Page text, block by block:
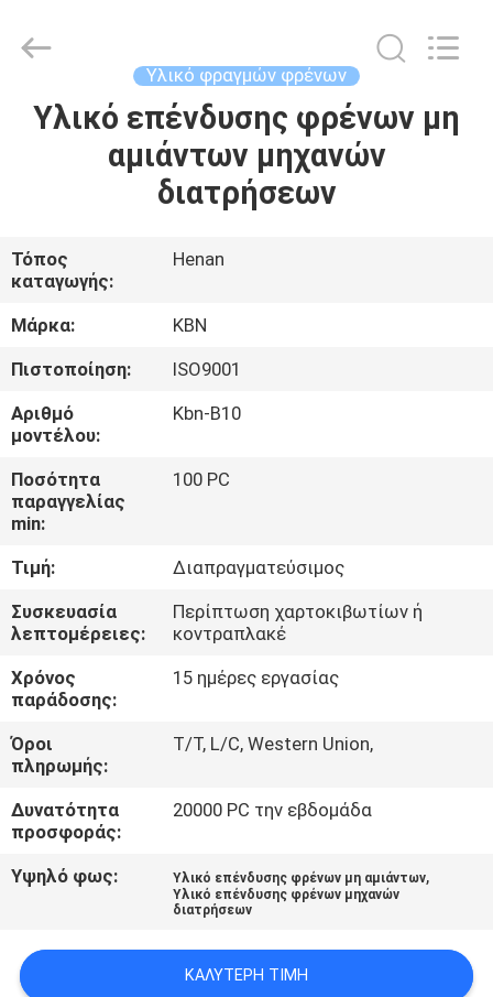
ΣΠΊΤΙ
ΠΕΡΊΠΟΥ
ΕΜΕΊΣ
ΓΎΡΟΣ
ΕΡΓΟΣΤΑΣΊΩΝ
ΠΟΙΟΤΙΚΌΣ
ΈΛΕΓΧΟΣ
ΜΑΣ
ΕΛΆΤΕ
ΕΠΑΦΉ
ΜΕ
ΖΗΤΉΣΤΕ
ΈΝΑ
ΑΠΌΣΠΑΣΜΑ
SITEMAP
Reserved.
Υλικό φραγμών φρένων
Υλικό επένδυσης φρένων μη
αμιάντων μηχανών
διατρήσεων
Τόπος
καταγωγής:
Henan
Μάρκα:
KBN
Πιστοποίηση:
ISO9001
Αριθμό
μοντέλου:
Kbn-B10
Ποσότητα
παραγγελίας
min:
100 PC
Τιμή:
Διαπραγματεύσιμος
Συσκευασία
λεπτομέρειες:
Περίπτωση χαρτοκιβωτίων ή
κοντραπλακέ
Χρόνος
παράδοσης:
15 ημέρες εργασίας
Όροι
πληρωμής:
T/T, L/C, Western Union,
Δυνατότητα
προσφοράς:
20000 PC την εβδομάδα
Υψηλό φως: Υλικό επένδυσης φρένων μη αμιάντων,
Υλικό επένδυσης φρένων μηχανών
διατρήσεων
ΚΑΛΎΤΕΡΗ ΤΙΜΉ